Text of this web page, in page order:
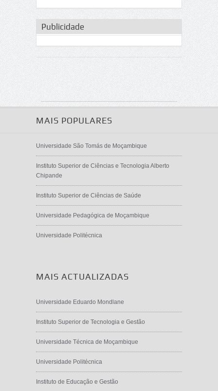
Publicidade
MAIS POPULARES
Universidade São Tomás de Moçambique
Instituto Superior de Ciências e Tecnologia Alberto
Chipande
Instituto Superior de Ciências de Saúde
Universidade Pedagógica de Moçambique
Universidade Politécnica
MAIS ACTUALIZADAS
Universidade Eduardo Mondlane
Instituto Superior de Tecnologia e Gestão
Universidade Técnica de Moçambique
Universidade Politécnica
Instituto de Educação e Gestão